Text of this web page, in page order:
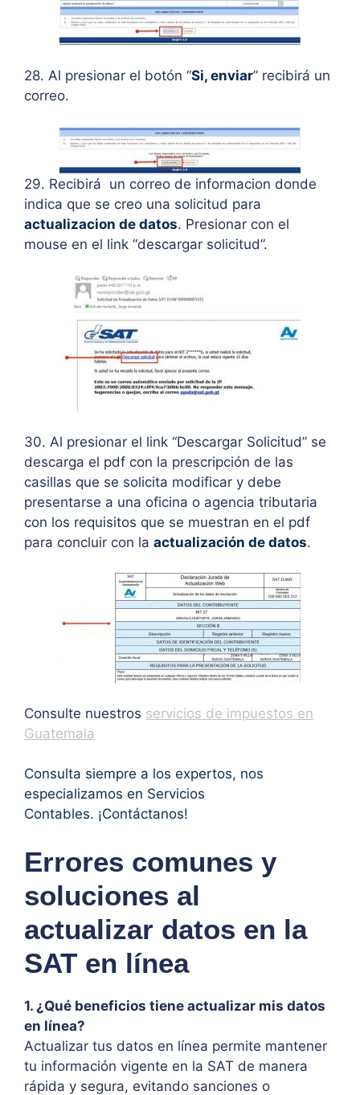
28. Al presionar el botón “Si, enviar” recibirá un
correo.
29. Recibirá un correo de informacion donde
indica que se creo una solicitud para
actualizacion de datos. Presionar con el
mouse en el link “descargar solicitud”.
30. Al presionar el link “Descargar Solicitud” se
descarga el pdf con la prescripción de las
casillas que se solicita modificar y debe
presentarse a una oficina o agencia tributaria
con los requisitos que se muestran en el pdf
para concluir con la actualización de datos.
Consulte nuestros servicios de impuestos en
Guatemala
Consulta siempre a los expertos, nos
especializamos en Servicios
Contables. ¡Contáctanos!
Errores comunes y
soluciones al
actualizar datos en la
SAT en línea
1. ¿Qué beneficios tiene actualizar mis datos
en línea?
Actualizar tus datos en línea permite mantener
tu información vigente en la SAT de manera
rápida y segura, evitando sanciones o